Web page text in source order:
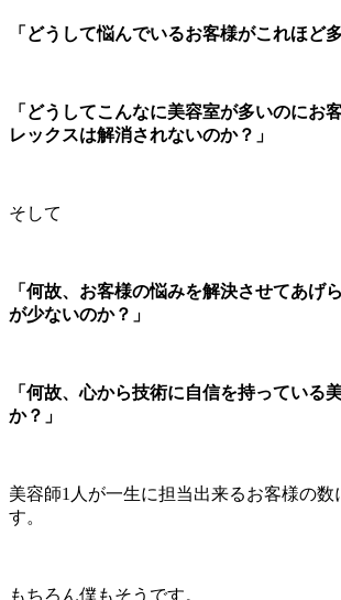
「どうして悩んでいるお客様がこれほど
「どうしてこんなに美容室が多いのにお
レックスは解消されないのか？」
そして
「何故、お客様の悩みを解決させてあげ
が少ないのか？」
「何故、心から技術に自信を持っている
か？」
美容師1人が一生に担当出来るお客様の数
す。
もちろん僕もそうです。